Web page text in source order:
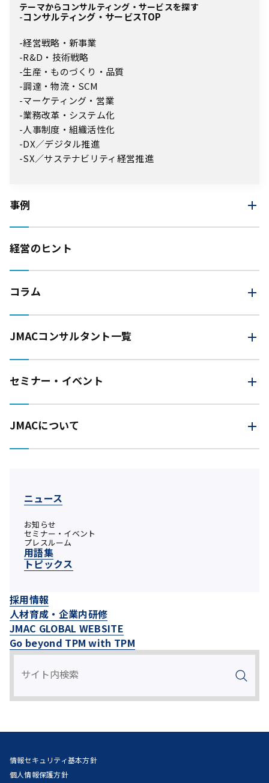
テーマからコンサルティング・サービスを探す
コンサルティング・サービスTOP
経営戦略・新事業
R&D・技術戦略
生産・ものづくり・品質
調達・物流・SCM
マーケティング・営業
業務改革・システム化
人事制度・組織活性化
DX／デジタル推進
SX／サステナビリティ経営推進
事例
経営のヒント
コラム
JMACコンサルタント一覧
セミナー・イベント
JMACについて
ニュース
お知らせ
セミナー・イベント
プレスルーム
用語集
トピックス
採用情報
人材育成・企業内研修
JMAC GLOBAL WEBSITE
Go beyond TPM with TPM
情報セキュリティ基本方針
個人情報保護方針